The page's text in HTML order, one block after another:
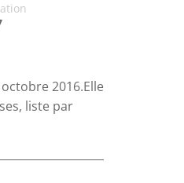
2016.Elle
liste par